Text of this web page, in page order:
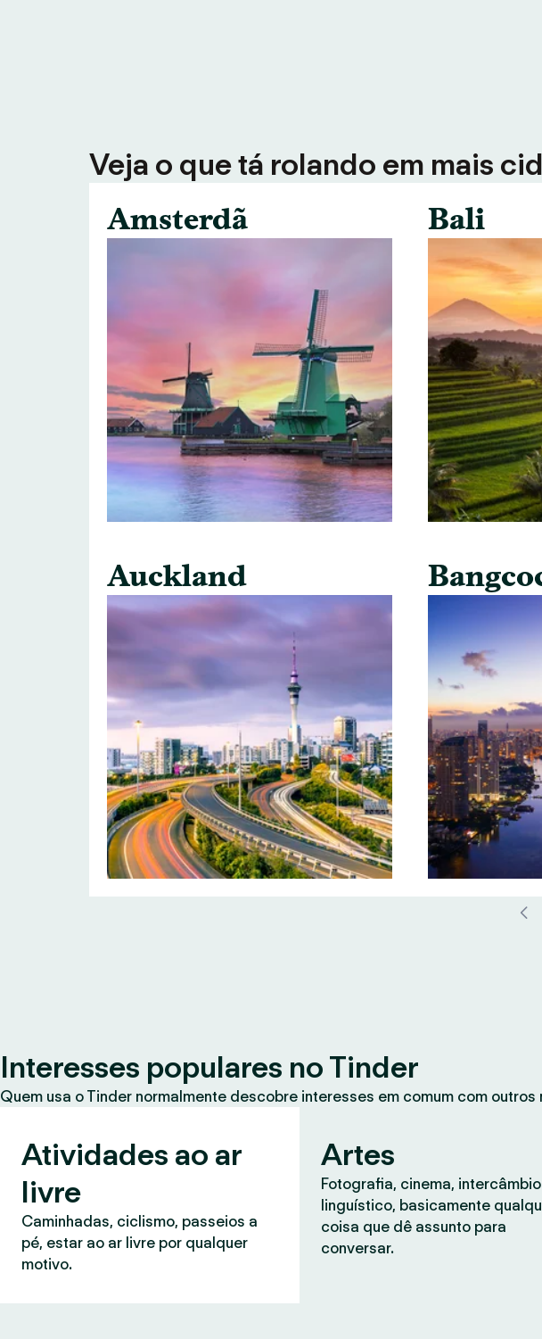
Veja o que tá rolando em mais
Amsterdã
Auckland
Bali
Interesses populares no Tinder
Quem usa o Tinder normalmente descobre interesses em comum com
Atividades ao ar
livre
Caminhadas, ciclismo, passeios a
pé, estar ao ar livre por qualquer
motivo.
Artes
Fotografia, cinema, intercâmbio
linguístico, basicamente
coisa que dê assunto para
conversar.